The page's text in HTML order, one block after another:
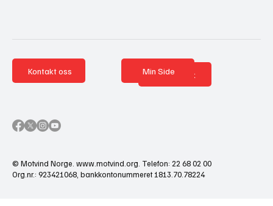
Kontakt oss Nettbutikk
Min Side
© Motvind Norge. www.motvind.org . Telefon: 22 68 02 00
Org.nr.: 923421068, bankkontonummeret 1813.70.78224